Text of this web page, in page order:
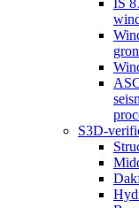
IS
S3D-